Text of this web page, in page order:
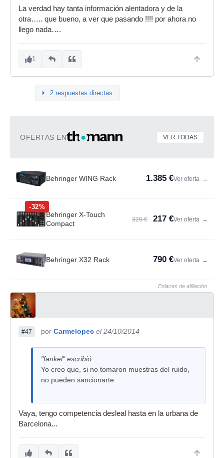
La verdad hay tanta información alentadora y de la
otra….. que bueno, a ver que pasando !!!! por ahora no
llego nada….
1
2 respuestas directas
OFERTAS EN VER TODAS
Behringer WING Rack 1.385 €Ver oferta →
-32%
Behringer X-Touch
Compact
320 € 217 €Ver oferta →
Behringer X32 Rack 790 €Ver oferta →
Enlaces de afiliación
#47 por Carmelopec el 24/10/2014
"fankel" escribió:
Yo creo que, si no tomaron muestras del ruido,
no pueden sancionarte
Vaya, tengo competencia desleal hasta en la urbana de
Barcelona...